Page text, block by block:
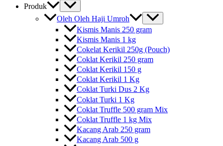
Produk
Oleh Oleh Haji Umroh
Kismis Manis 250 gram
Kismis Manis 1 kg
Cokelat Kerikil 250g (Pouch)
Coklat Kerikil 250 gram
Coklat Kerikil 150 g
Coklat Kerikil 1 Kg
Coklat Turki Dus 2 Kg
Coklat Turki 1 Kg
Coklat Truffle 500 gram Mix
Coklat Truffle 1 kg Mix
Kacang Arab 250 gram
Kacang Arab 500 g